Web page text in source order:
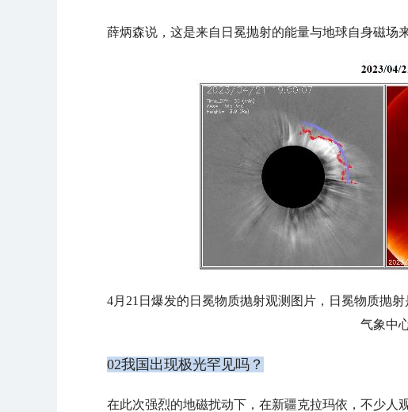
薛炳森说，这是来自日冕抛射的能量与地球自身磁场
4月21日爆发的日冕物质抛射观测图片，日冕物质抛
气象中
02我国出现极光罕见吗？
在此次强烈的地磁扰动下，在新疆克拉玛依，不少人